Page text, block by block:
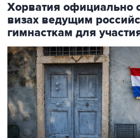
Хорватия официально
визах ведущим
гимнасткам для